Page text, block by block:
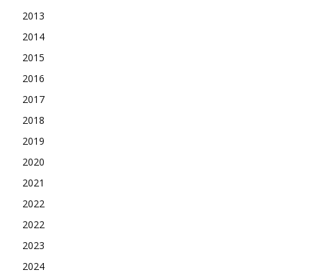
2013
2014
2015
2016
2017
2018
2019
2020
2021
2022
2022
2023
2024